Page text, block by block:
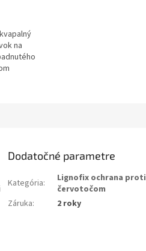
na
Dodatočné parametre
Kategória:
Lignofix ochrana proti
červotočom
Záruka: 2 roky